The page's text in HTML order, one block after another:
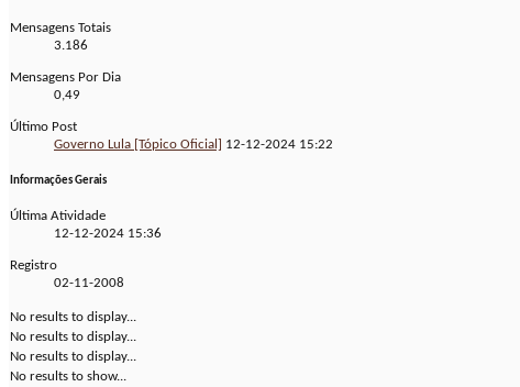
Mensagens Totais
3.186
Mensagens Por Dia
0,49
Último Post
Governo Lula [Tópico Oficial] 12-12-2024 15:22
Informações Gerais
Última Atividade
12-12-2024 15:36
Registro
02-11-2008
No results to display...
No results to display...
No results to display...
No results to show...